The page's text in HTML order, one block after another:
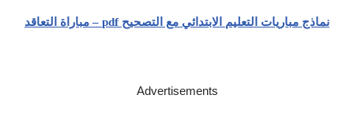
نماذج مباريات التعليم الابتدائي مع التصحيح pdf – مباراة التعاقد
Advertisements